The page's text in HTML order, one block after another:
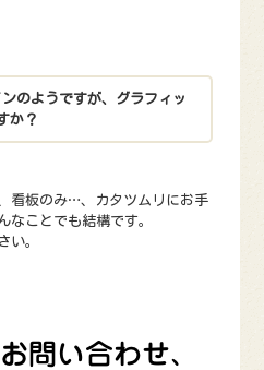
のようですが、グラフィッ
か？
看板のみ…、カタツムリにお手
なことでも結構です。
い。